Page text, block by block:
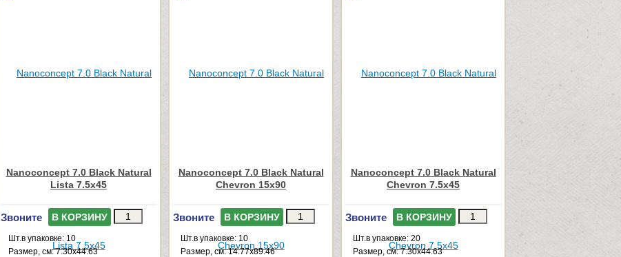
Nanoconcept 7.0 Black Natural
Lista 7.5x45
Звоните В КОРЗИНУ
Шт.в упаковке: 10
Размер, см: 7.30x44.63
Nanoconcept 7.0 Black Natural
Chevron 15x90
Звоните В КОРЗИНУ
Шт.в упаковке: 10
Размер, см: 14.77x89.46
Nanoconcept 7.0 Black Natural
Chevron 7.5x45
Звоните В КОРЗИНУ
Шт.в упаковке: 20
Размер, см: 7.30x44.63